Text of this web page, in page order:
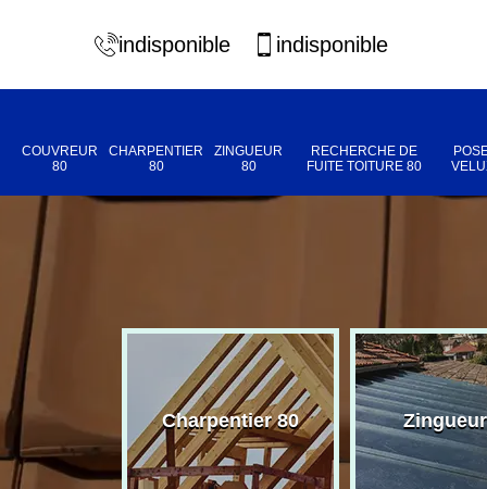
indisponible indisponible
COUVREUR
80
CHARPENTIER
80
ZINGUEUR
80
RECHERCHE DE
FUITE TOITURE 80
80 Charpentier 80